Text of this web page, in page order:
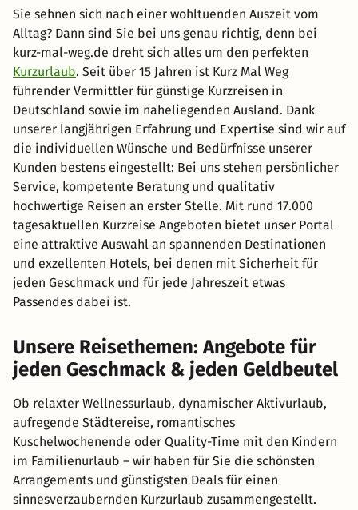
Sie sehnen sich nach einer wohltuenden Auszeit vom
Alltag? Dann sind Sie bei uns genau richtig, denn bei
kurz-mal-weg.de dreht sich alles um den perfekten
Kurzurlaub. Seit über 15 Jahren ist Kurz Mal Weg
führender Vermittler für günstige Kurzreisen in
Deutschland sowie im naheliegenden Ausland. Dank
unserer langjährigen Erfahrung und Expertise sind wir auf
die individuellen Wünsche und Bedürfnisse unserer
Kunden bestens eingestellt: Bei uns stehen persönlicher
Service, kompetente Beratung und qualitativ
hochwertige Reisen an erster Stelle. Mit rund 17.000
tagesaktuellen Kurzreise Angeboten bietet unser Portal
eine attraktive Auswahl an spannenden Destinationen
und exzellenten Hotels, bei denen mit Sicherheit für
jeden Geschmack und für jede Jahreszeit etwas
Passendes dabei ist.
Unsere Reisethemen: Angebote für
jeden Geschmack & jeden Geldbeutel
Ob relaxter Wellnessurlaub, dynamischer Aktivurlaub,
aufregende Städtereise, romantisches
Kuschelwochenende oder Quality-Time mit den Kindern
im Familienurlaub – wir haben für Sie die schönsten
Arrangements und günstigsten Deals für einen
sinnesverzaubernden Kurzurlaub zusammengestellt.